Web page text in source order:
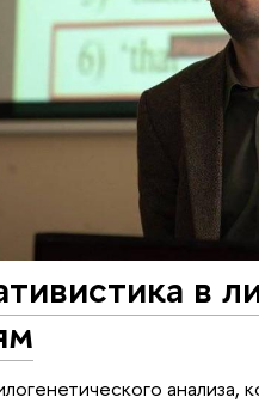
в
анализа,